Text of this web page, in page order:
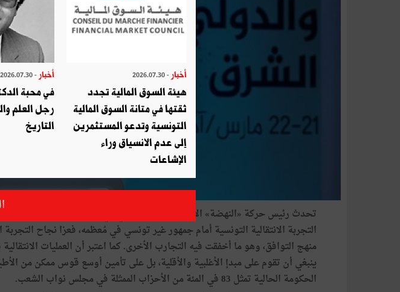
تحدث رئيسحركة «النهضة» الأستاذ
التجربة الانتقالية التونسية أمامجمهورغيرتونسي في مُعظمه، فعزا نجاح التجربة
منهج التوافق، وهو ما أخفقت فيه التجارب الأخرى. كما اعتبرأن العمليات الانتقالية
ينبغي أن تقومعلى مبدإ الأغلبية والأقلية، بلعلى تأمين أوسع قوس ممكن من
الحكومة الحالية تمثل 83 في المئة من الأحزاب الممثلة في مجلس نواب الشعب.
أخبار - 2026.07.30
هيئة السوق المالية تجدد
ثقتها في متانة السوق المالية
التونسية وتدعو المستثمرين
إلى عدم الانسياق وراء
الإشاعات
أخبار - 2026.07.30
في محبة
رجل العلم
التاريخ